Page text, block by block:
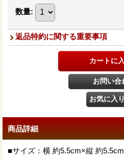
数量:
返品特約に関する重要事項
商品詳細
■サイズ：横 約5.5cm×縦 約5.5cm